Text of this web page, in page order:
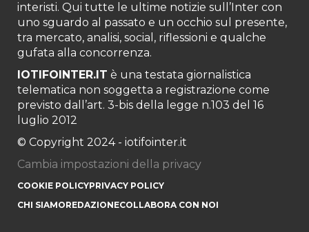
interisti. Qui tutte le ultime notizie sull’Inter con
uno sguardo al passato e un occhio sul presente,
tra mercato, analisi, social, riflessioni e qualche
gufata alla concorrenza.
IOTIFOINTER.IT è una testata giornalistica
telematica non soggetta a registrazione come
previsto dall’art. 3-bis della legge n.103 del 16
luglio 2012
© Copyright 2024 - iotifointer.it
Cambia impostazioni della privacy
COOKIE POLICYPRIVACY POLICY
CHI SIAMOREDAZIONECOLLABORA CON NOI